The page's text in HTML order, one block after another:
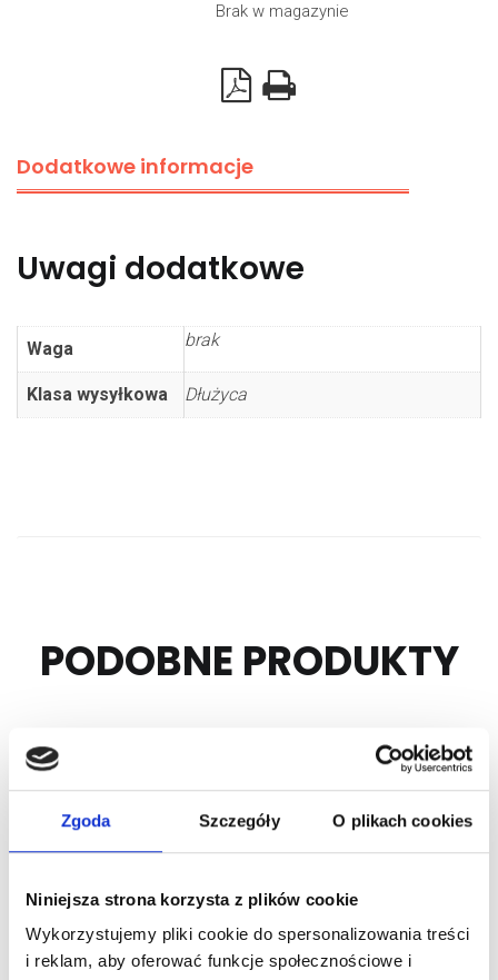
Zgoda Szczegóły O plikach cookies
Niniejsza strona korzysta z plików cookie
Wykorzystujemy pliki cookie do spersonalizowania treści
i reklam, aby oferować funkcje społecznościowe i
Brak w magazynie
Dodatkowe informacje
Uwagi dodatkowe
Waga brak
Klasa wysyłkowa Dłużyca
PODOBNE PRODUKTY
Nr Art.:290030-6000 Nr Art.:23690